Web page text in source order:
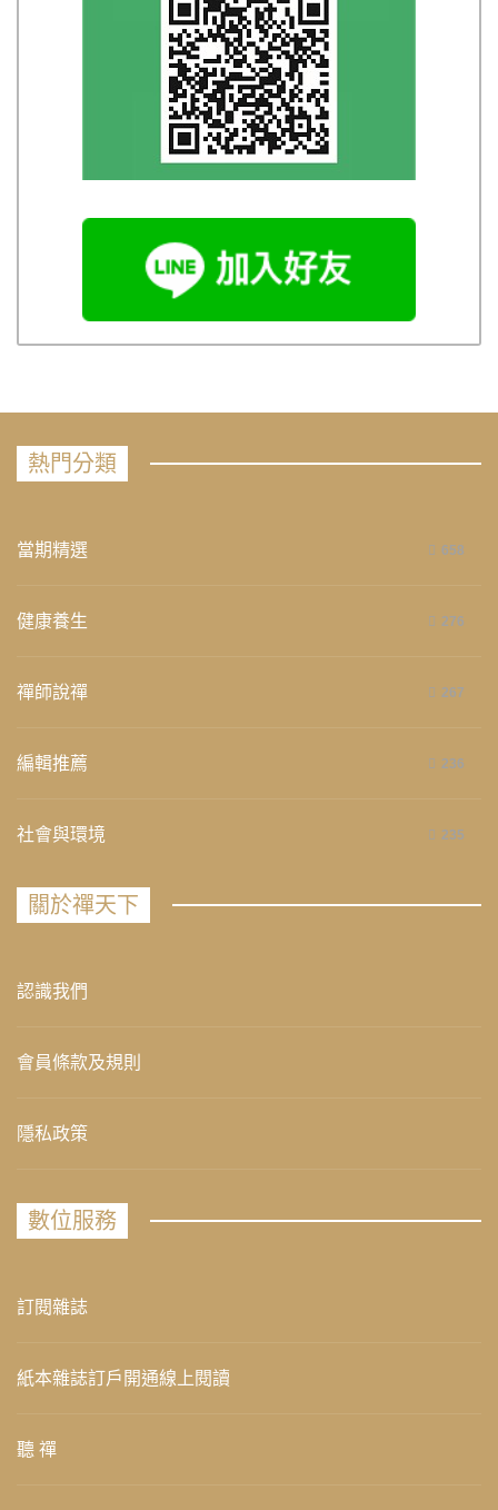
熱門分類
當期精選 658
健康養生 276
禪師說禪 267
編輯推薦 236
社會與環境 235
關於禪天下
認識我們
會員條款及規則
隱私政策
數位服務
訂閱雜誌
紙本雜誌訂戶開通線上閱讀
聽 禪